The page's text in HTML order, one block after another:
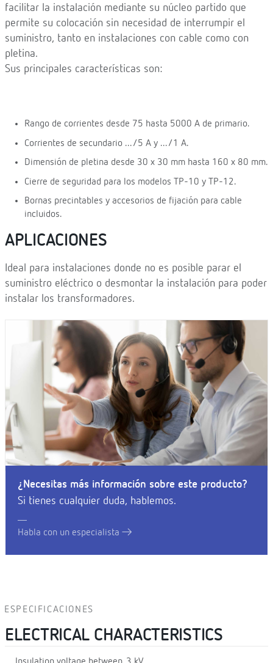
facilitar la instalación mediante su núcleo partido que
permite su colocación sin necesidad de interrumpir el
suministro, tanto en instalaciones con cable como con
pletina.
Sus principales características son:
Rango de corrientes desde 75 hasta 5000 A de primario.
Corrientes de secundario .../5 A y .../1 A.
Dimensión de pletina desde 30 x 30 mm hasta 160 x 80 mm.
Cierre de seguridad para los modelos TP-10 y TP-12.
Bornas precintables y accesorios de fijación para cable
incluidos.
APLICACIONES
Ideal para instalaciones donde no es posible parar el
suministro eléctrico o desmontar la instalación para poder
instalar los transformadores.
¿Necesitas más información sobre este producto?
Si tienes cualquier duda, hablemos.
Habla con un especialista
ESPECIFICACIONES
ELECTRICAL CHARACTERISTICS